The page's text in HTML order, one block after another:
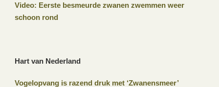
Video: Eerste besmeurde zwanen zwemmen weer
schoon rond
Hart van Nederland
Vogelopvang is razend druk met ‘Zwanensmeer’